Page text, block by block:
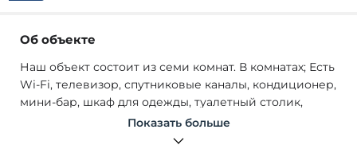
Об объекте
Наш объект состоит из семи комнат. В комнатах; Есть
Wi-Fi, телевизор, спутниковые каналы, кондиционер,
мини-бар, шкаф для одежды, туалетный столик,
санузел, душевая кабина.
Наш объект состоит из семи комнат. В комнатах; Есть
Показать больше